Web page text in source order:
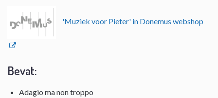
'Muziek voor Pieter' in Donemus webshop
Bevat:
Adagio ma non troppo